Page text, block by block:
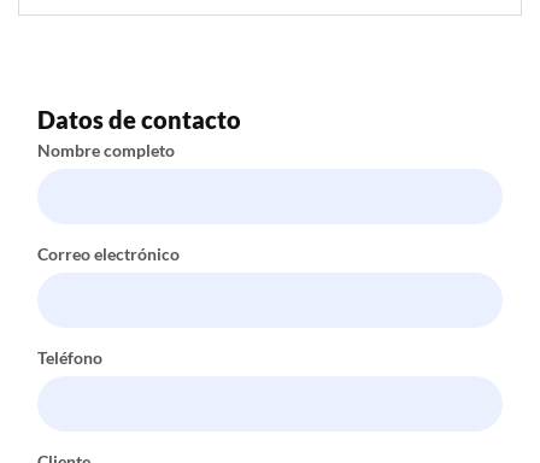
Datos de contacto
Nombre completo
Correo electrónico
Teléfono